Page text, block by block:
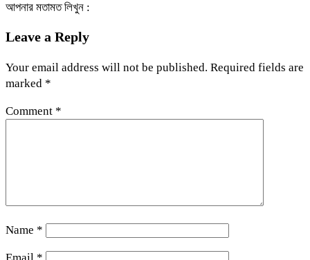
আপনার মতামত লিখুন :
Leave a Reply
Your email address will not be published. Required fields are
marked *
Comment *
Name *
Email *